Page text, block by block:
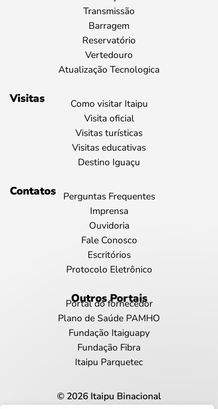
Transmissão
Barragem
Reservatório
Vertedouro
Atualização Tecnologica
Visitas
Como visitar Itaipu
Visita oficial
Visitas turísticas
Visitas educativas
Destino Iguaçu
Contatos
Perguntas Frequentes
Imprensa
Ouvidoria
Fale Conosco
Escritórios
Protocolo Eletrônico
Outros Portais
Portal do fornecedor
Plano de Saúde PAMHO
Fundação Itaiguapy
Fundação Fibra
Itaipu Parquetec
© 2026 Itaipu Binacional